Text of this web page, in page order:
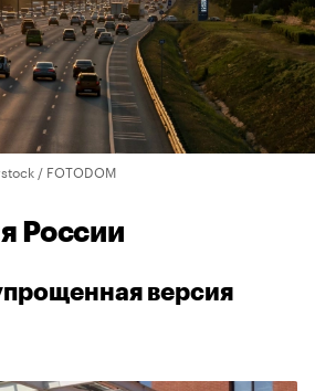
/ FOTODOM
России
версия